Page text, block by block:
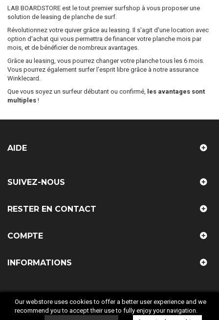
Our webstore uses cookies to offer a better user experience and we
recommend you to accept their use to fully enjoy your navigation.
LAB BOARDSTORE est le tout premier surfshop à vous proposer une
solution de leasing de planche de surf.
Révolutionnez votre quiver grâce au leasing. Il s'agit d'une location avec
option d'achat qui vous permettra de financer votre planche mois par
mois, et de bénéficier de nombreux avantages.
Grâce au leasing, vous pourrez changer votre planche tous les 6 mois.
Vous pourrez également surfer l'esprit libre grâce à notre assurance
Winklecard.
Que vous soyez un surfeur débutant ou confirmé, les avantages sont
multiples !
AIDE
SUIVEZ-NOUS
RESTER EN CONTACT
COMPTE
INFORMATIONS
© 2018 LAB COMPANY. Tous droit réservés